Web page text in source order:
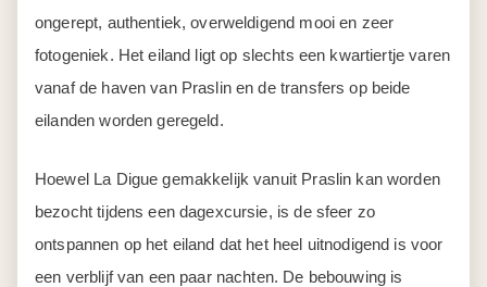
ongerept, authentiek, overweldigend mooi en zeer
fotogeniek. Het eiland ligt op slechts een kwartiertje varen
vanaf de haven van Praslin en de transfers op beide
eilanden worden geregeld.
Hoewel La Digue gemakkelijk vanuit Praslin kan worden
bezocht tijdens een dagexcursie, is de sfeer zo
ontspannen op het eiland dat het heel uitnodigend is voor
een verblijf van een paar nachten. De bebouwing is